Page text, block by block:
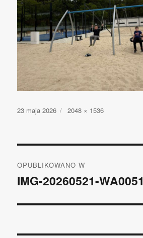
Opublikowano
23 maja 2026
Pełny
2048 × 1536
wpisu
OPUBLIKOWANO W
IMG-20260521-WA0051